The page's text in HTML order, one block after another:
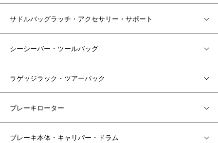
サドルバッグラッチ・アクセサリー・サポート
シーシーバー・ツールバッグ
ラゲッジラック・ツアーパック
ブレーキローター
ブレーキ本体・キャリパー・ドラム